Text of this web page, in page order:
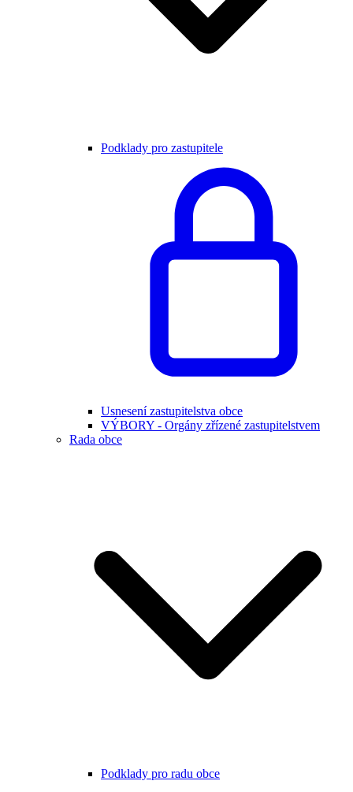
Podklady pro zastupitele
Usnesení zastupitelstva obce
VÝBORY - Orgány zřízené zastupitelstvem
Rada obce
Podklady pro radu obce